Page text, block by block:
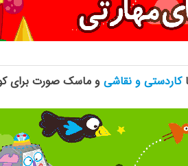
کاردستی و نقاشی و ماسک صورت برای